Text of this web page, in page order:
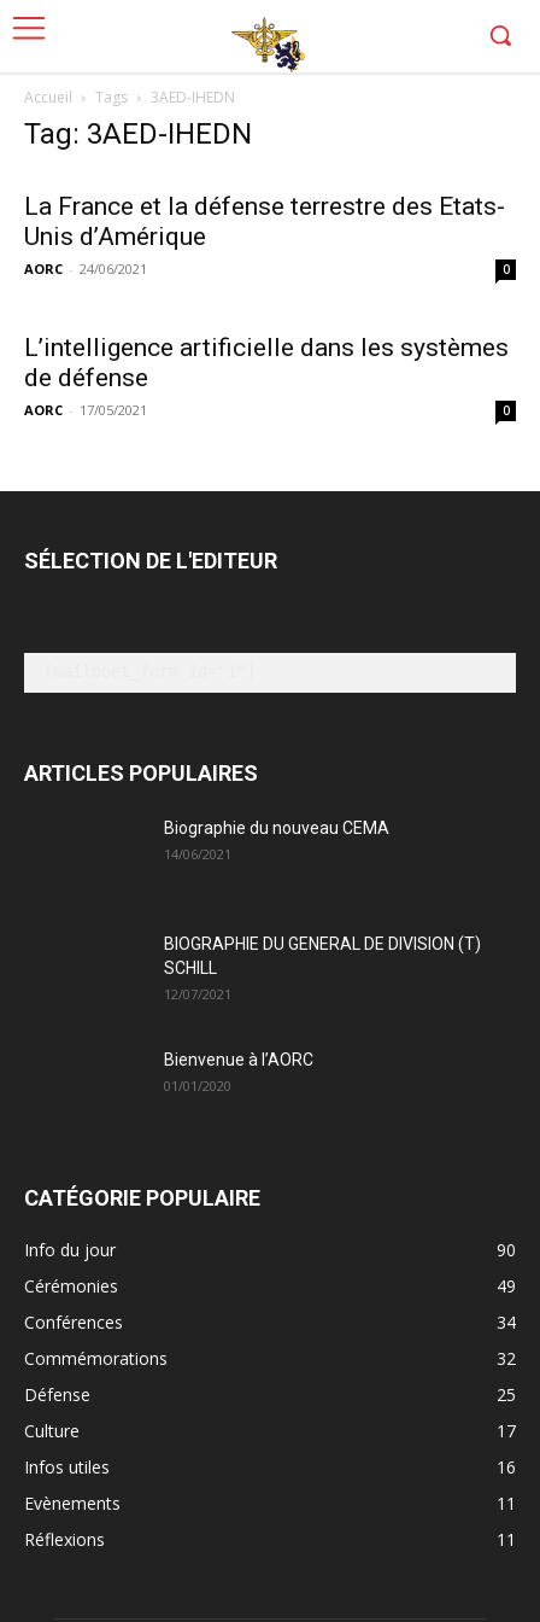
Accueil Tags 3AED-IHEDN
Tag: 3AED-IHEDN
La France et la défense terrestre des Etats-
Unis d’Amérique
AORC - 24/06/2021 0
L’intelligence artificielle dans les systèmes
de défense
AORC - 17/05/2021 0
SÉLECTION DE L'EDITEUR
ARTICLES POPULAIRES
Biographie du nouveau CEMA
14/06/2021
BIOGRAPHIE DU GENERAL DE DIVISION (T)
SCHILL
12/07/2021
Bienvenue à l’AORC
01/01/2020
CATÉGORIE POPULAIRE
Info du jour
90
Cérémonies
49
Conférences
34
Commémorations
32
Défense
25
Culture
17
Infos utiles
16
Evènements
11
Réflexions
11